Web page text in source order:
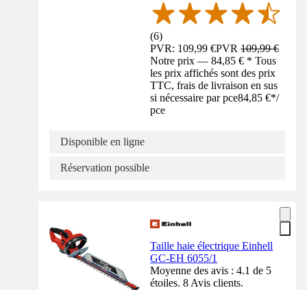
(6)
PVR: 109,99 €PVR109,99 €
Notre prix — 84,85 € * Tous
les prix affichés sont des prix
TTC, frais de livraison en sus
si nécessaire par pce84,85 €*/
pce
Disponible en ligne
Réservation possible
Taille haie électrique Einhell
GC-EH 6055/1
Moyenne des avis : 4.1 de 5
étoiles. 8 Avis clients.